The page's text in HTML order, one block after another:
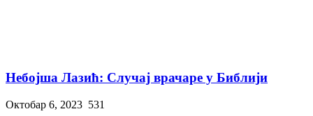
Небојша Лазић: Случај врачаре у Библији
Октобар 6, 2023 531